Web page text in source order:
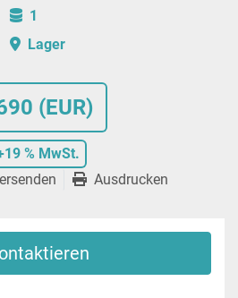
(EUR)
% MwSt.
1
Lager
Ausdrucken